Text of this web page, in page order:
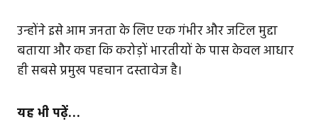
उन्होंने इसे आम जनता के लिए एक गंभीर और जटिल मुद्दा
बताया और कहा कि करोड़ों भारतीयों के पास केवल आधार
ही सबसे प्रमुख पहचान दस्तावेज है।
यह भी पढ़ें…